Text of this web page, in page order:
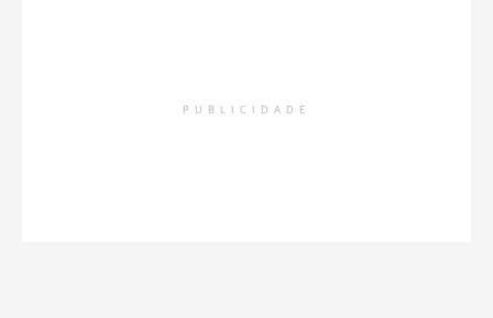
PUBLICIDADE